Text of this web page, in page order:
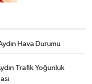
Hava Durumu
Trafik Yoğunluk